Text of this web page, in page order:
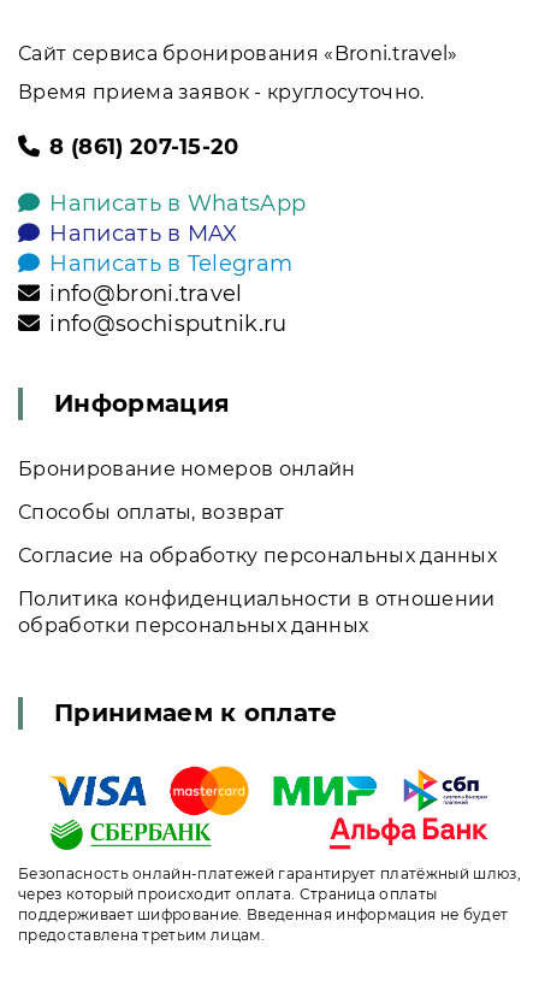
Сайт сервиса бронирования «Broni.travel»
Время приема заявок - круглосуточно.
8 (861) 207-15-20
Написать в WhatsApp
Написать в MAX
Написать в Telegram
info@broni.travel
info@sochisputnik.ru
Информация
Бронирование номеров онлайн
Способы оплаты, возврат
Согласие на обработку персональных данных
Политика конфиденциальности в отношении
обработки персональных данных
Принимаем к оплате
Безопасность онлайн-платежей гарантирует платёжный шлюз,
через который происходит оплата. Страница оплаты
поддерживает шифрование. Введенная информация не будет
предоставлена третьим лицам.